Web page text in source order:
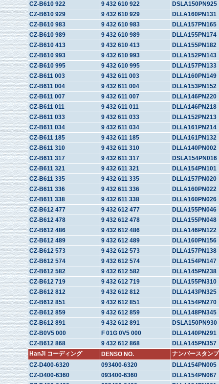
CZ-B610 922
9 432 610 922
DSLA150PN925
CZ-B610 929
9 432 610 929
DLLA160PN131
CZ-B610 983
9 432 610 983
DLLA157PN165
CZ-B610 989
9 432 610 989
DLLA155PN174
CZ-B610 413
9 432 610 413
DLLA155PN182
CZ-B610 993
9 432 610 993
DLLA152PN143
CZ-B610 995
9 432 610 995
DLLA157PN133
CZ-B611 003
9 432 611 003
DLLA160PN149
CZ-B611 004
9 432 611 004
DLLA153PN152
CZ-B611 007
9 432 611 007
DLLA146PN220
CZ-B611 011
9 432 611 011
DLLA146PN218
CZ-B611 033
9 432 611 033
DLLA152PN213
CZ-B611 034
9 432 611 034
DLLA161PN214
CZ-B611 185
9 432 611 185
DLLA161PN132
CZ-B611 310
9 432 611 310
DLLA140PN002
CZ-B611 317
9 432 611 317
DSLA154PN016
CZ-B611 321
9 432 611 321
DLLA154PN101
CZ-B611 335
9 432 611 335
DLLA157PN020
CZ-B611 336
9 432 611 336
DLLA160PN022
CZ-B611 338
9 432 611 338
DLLA160PN026
CZ-B612 477
9 432 612 477
DLLA155PN046
CZ-B612 478
9 432 612 478
DLLA155PN048
CZ-B612 486
9 432 612 486
DLLA146PN122
CZ-B612 489
9 432 612 489
DLLA160PN156
CZ-B612 573
9 432 612 573
DLLA157PN138
CZ-B612 574
9 432 612 574
DLLA154PN147
CZ-B612 582
9 432 612 582
DLLA145PN238
CZ-B612 719
9 432 612 719
DLLA155PN310
CZ-B612 812
9 432 612 812
DLLA143PN325
CZ-B612 851
9 432 612 851
DLLA154PN270
CZ-B612 859
9 432 612 859
DLLA148PN345
CZ-B612 891
9 432 612 891
DSLA150PN930
CZ-B0V5 000
F 01G 0V5 000
DLLA140PN291
CZ-B612 868
9 432 612 868
DLLA145PN357
HanJi コーディング
DENSO NO.
ナンバースタンプ
CZ-D400-6320
093400-6320
DLLA154PN005
CZ-D400-6360
093400-6360
DLLA154PN067